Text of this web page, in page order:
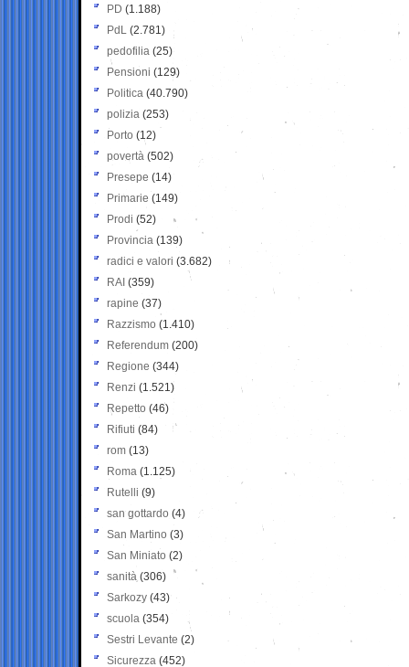
PD (1.188)
PdL (2.781)
pedofilia (25)
Pensioni (129)
Politica (40.790)
polizia (253)
Porto (12)
povertà (502)
Presepe (14)
Primarie (149)
Prodi (52)
Provincia (139)
radici e valori (3.682)
RAI (359)
rapine (37)
Razzismo (1.410)
Referendum (200)
Regione (344)
Renzi (1.521)
Repetto (46)
Rifiuti (84)
rom (13)
Roma (1.125)
Rutelli (9)
san gottardo (4)
San Martino (3)
San Miniato (2)
sanità (306)
Sarkozy (43)
scuola (354)
Sestri Levante (2)
Sicurezza (452)